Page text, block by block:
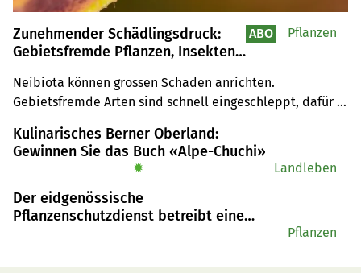
Zunehmender Schädlingsdruck:
Gebietsfremde Pflanzen, Insekten
Neibiota können grossen Schaden anrichten.
Gebietsfremde Arten sind schnell eingeschleppt, dafür
ABO Pflanzen
Kulinarisches Berner Oberland:
Gewinnen Sie das Buch «Alpe-Chuchi»
✹ Landleben
Der eidgenössische
Pflanzenschutzdienst betreibt eine
Pflanzen